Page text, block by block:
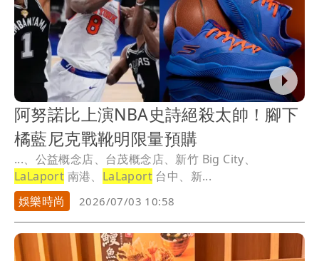
阿努諾比上演NBA史詩絕殺太帥！腳下
橘藍尼克戰靴明限量預購
...、公益概念店、台茂概念店、新竹 Big City、
LaLaport 南港、 LaLaport台中、新...
娛樂時尚
2026/07/03 10:58